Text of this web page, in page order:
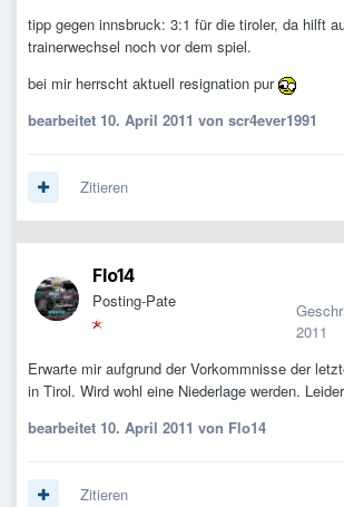
tipp gegen innsbruck: 3:1 für die tiroler, da hilft
trainerwechsel noch vor dem spiel.
bei mir herrscht aktuell resignation pur
bearbeitet 10. April 2011 von scr4ever1991
Zitieren
Flo14
Posting-Pate
2011
Erwarte mir aufgrund der Vorkommnisse der
in Tirol. Wird wohl eine Niederlage werden.
bearbeitet 10. April 2011 von Flo14
Zitieren